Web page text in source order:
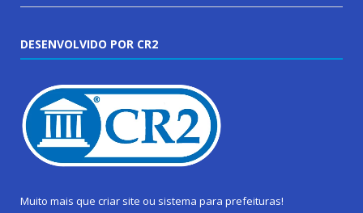
DESENVOLVIDO POR CR2
Muito mais que criar site ou sistema para prefeituras!